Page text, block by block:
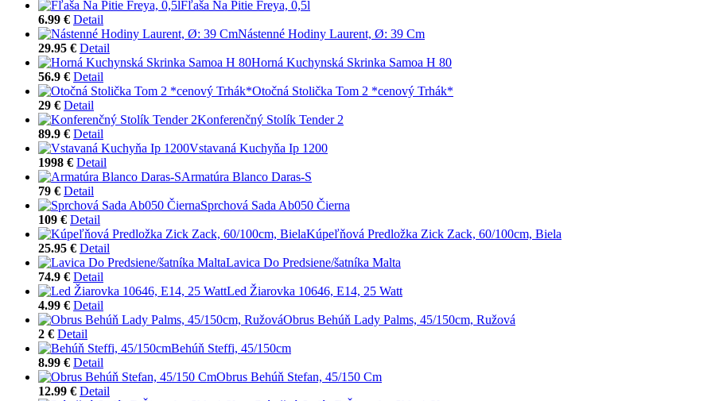
Fľaša Na Pitie Freya, 0,5l
6.99 € Detail
Nástenné Hodiny Laurent, Ø: 39 Cm
29.95 € Detail
Horná Kuchynská Skrinka Samoa H 80
56.9 € Detail
Otočná Stolička Tom 2 *cenový Trhák*
29 € Detail
Konferenčný Stolík Tender 2
89.9 € Detail
Vstavaná Kuchyňa Ip 1200
1998 € Detail
Armatúra Blanco Daras-S
79 € Detail
Sprchová Sada Ab050 Čierna
109 € Detail
Kúpeľňová Predložka Zick Zack, 60/100cm, Biela
25.95 € Detail
Lavica Do Predsiene/šatníka Malta
74.9 € Detail
Led Žiarovka 10646, E14, 25 Watt
4.99 € Detail
Obrus Behúň Lady Palms, 45/150cm, Ružová
2 € Detail
Behúň Steffi, 45/150cm
8.99 € Detail
Obrus Behúň Stefan, 45/150 Cm
12.99 € Detail